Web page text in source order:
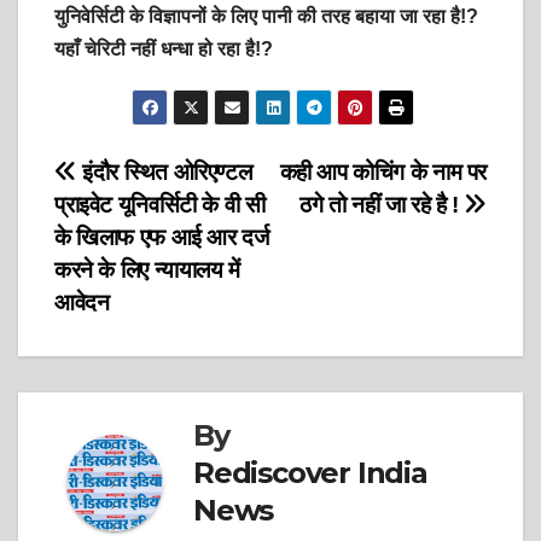
युनिवेर्सिटी के विज्ञापनों के लिए पानी की तरह बहाया जा रहा है!?
यहाँ चेरिटी नहीं धन्धा हो रहा है!?
Post
navigation
कही आप कोचिंग के नाम पर
ठगे तो नहीं जा रहे है !
इंदौर स्थित ओरिएण्टल
प्राइवेट यूनिवर्सिटी के वी सी
के खिलाफ एफ आई आर दर्ज
करने के लिए न्यायालय में
आवेदन
By
Rediscover India
News